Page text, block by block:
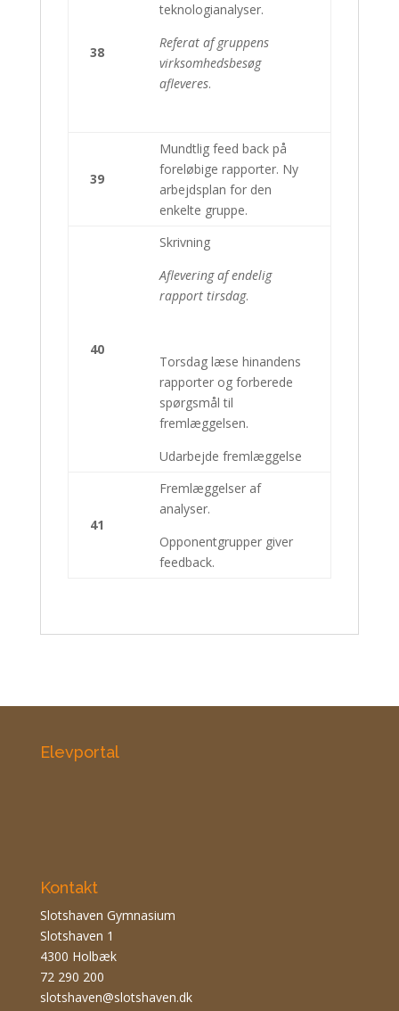
38
teknologianalyser.
Referat af gruppens
virksomhedsbesøg
afleveres.
39
Mundtlig feed back på
foreløbige rapporter. Ny
arbejdsplan for den
enkelte gruppe.
40
Skrivning
Aflevering af endelig
rapport tirsdag.
Torsdag læse hinandens
rapporter og forberede
spørgsmål til
fremlæggelsen.
Udarbejde fremlæggelse
41
Fremlæggelser af
analyser.
Opponentgrupper giver
feedback.
Elevportal
Kontakt
Slotshaven Gymnasium
Slotshaven 1
4300 Holbæk
72 290 200
slotshaven@slotshaven.dk